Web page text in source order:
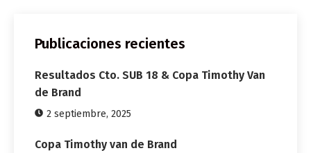
Publicaciones recientes
Resultados Cto. SUB 18 & Copa Timothy Van
de Brand
2 septiembre, 2025
Copa Timothy van de Brand